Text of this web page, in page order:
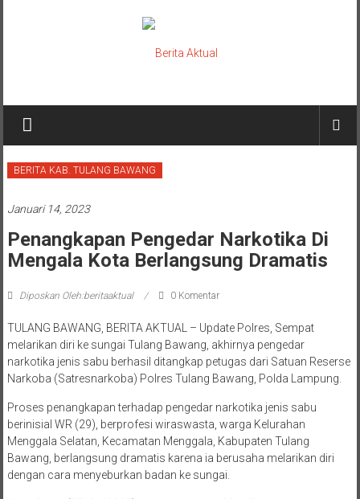
Berita
Aktual
berita
BERITA KAB. TULANG BAWANG
Januari 14, 2023
Penangkapan Pengedar Narkotika Di
Mengala Kota Berlangsung Dramatis
Diposkan Oleh:beritaaktual 0 Komentar
TULANG BAWANG, BERITA AKTUAL – Update Polres, Sempat
melarikan diri ke sungai Tulang Bawang, akhirnya pengedar
narkotika jenis sabu berhasil ditangkap petugas dari Satuan Reserse
Narkoba (Satresnarkoba) Polres Tulang Bawang, Polda Lampung.
Proses penangkapan terhadap pengedar narkotika jenis sabu
berinisial WR (29), berprofesi wiraswasta, warga Kelurahan
Menggala Selatan, Kecamatan Menggala, Kabupaten Tulang
Bawang, berlangsung dramatis karena ia berusaha melarikan diri
dengan cara menyeburkan badan ke sungai.